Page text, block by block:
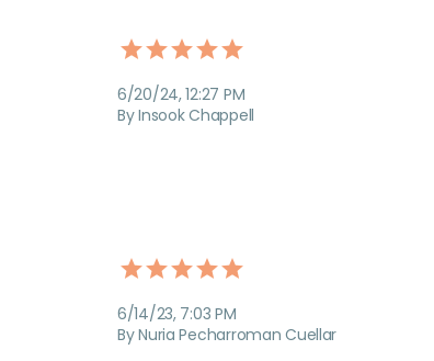
6/20/24, 12:27 PM
By Insook Chappell
6/14/23, 7:03 PM
By Nuria Pecharroman Cuellar